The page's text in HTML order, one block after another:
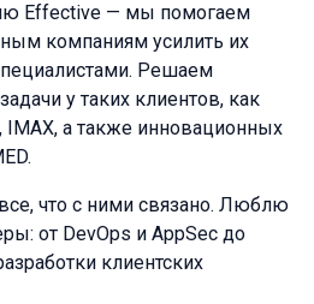
Effective — мы помогаем
компаниям усилить их
Решаем
у таких клиентов, как
IMAX, а также инновационных
что с ними связано. Люблю
от DevOps и AppSec до
клиентских